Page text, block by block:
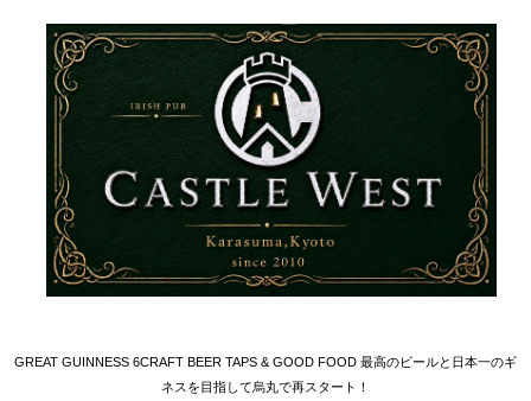
GREAT GUINNESS 6CRAFT BEER TAPS & GOOD FOOD 最高のビールと日本一のギ
ネスを目指して烏丸で再スタート！